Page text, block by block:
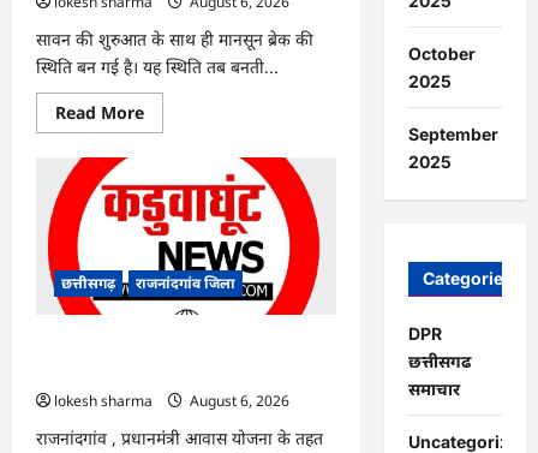
सावन की शुरुआत के साथ ही मानसून ब्रेक की
स्थिति बन गई है। यह स्थिति तब बनती...
Read MoreRead
more
7
दिन
और
थमी
रहेगी
बारिश,
नए
सिस्टम
उमस
बढ़ी…
छत्तीसगढ़ राजनांदगांव जिला
lokesh sharma
August 6, 2026
राजनांदगांव , प्रधानमंंत्री आवास योजना के तहत
October
2025
September
2025
Categories
DPR
छत्तीसगढ
समाचार
Uncategorized